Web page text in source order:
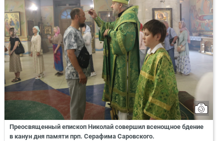
Преосвященный епископ Николай совершил всенощное бдение
в канун дня памяти прп. Серафима Саровского.